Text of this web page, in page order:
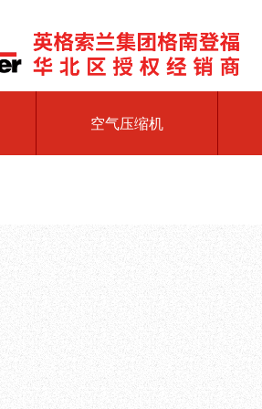
空气压缩机